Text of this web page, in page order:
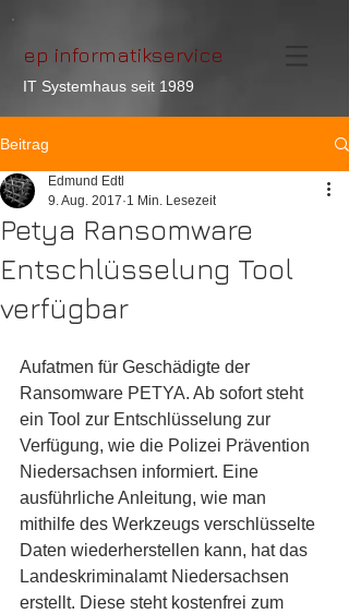
ep informatikservice
IT Systemhaus seit 1989
Beitrag
Petya Ransomware
Entschlüsselung Tool
verfügbar
Edmund Edtl
9. Aug. 2017 1 Min. Lesezeit
Aufatmen für Geschädigte der
Ransomware PETYA. Ab sofort steht
ein Tool zur Entschlüsselung zur
Verfügung, wie die Polizei Prävention
Niedersachsen informiert. Eine
ausführliche Anleitung, wie man
mithilfe des Werkzeugs verschlüsselte
Daten wiederherstellen kann, hat das
Landeskriminalamt Niedersachsen
erstellt. Diese steht kostenfrei zum